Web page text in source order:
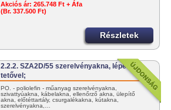
Akciós ár: 265.748 Ft + Áfa
(Br. 337.500 Ft)
Részletek
2.2.2. SZA2D/55 szerelvényakna, lépésálló
tetővel;
PO. - poliolefin - műanyag szerelvényakna,
szivattyúakna, kábelakna, ellenőrző akna, ülepítő
akna, előtéttartály, csurgalékakna, kútakna,
szerelvényakna,…